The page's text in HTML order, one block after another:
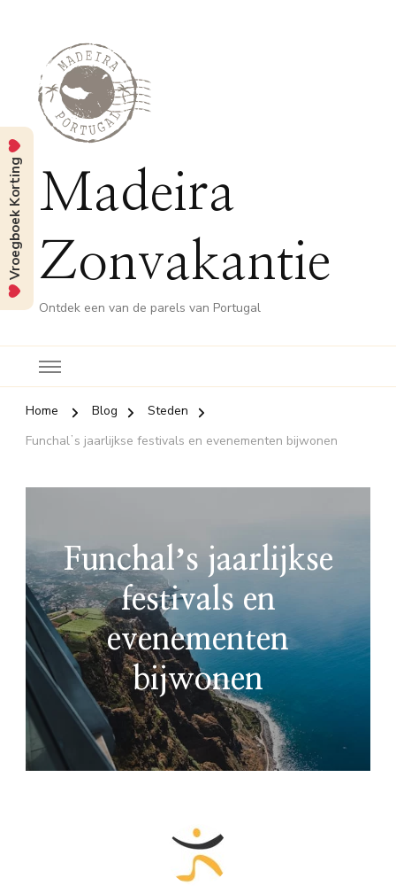
Madeira
Zonvakantie
Ontdek een van de parels van Portugal
Home Blog
Steden
Funchalʼs jaarlijkse festivals en evenementen bijwonen
Funchalʼs jaarlijkse
festivals en
evenementen
bijwonen
Vroegboek Korting